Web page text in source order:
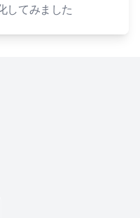
してみました